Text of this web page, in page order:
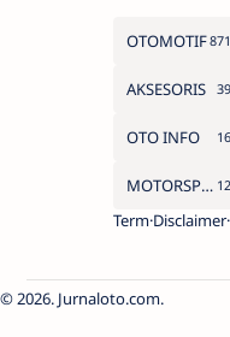
OTOMOTIF
AKSESORIS
OTO INFO
MOTORSPORT
Term Disclaimer
2026. Jurnaloto.com.